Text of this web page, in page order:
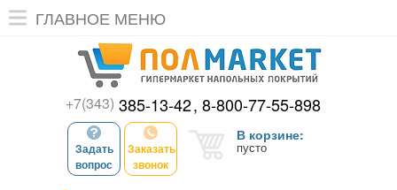
ГЛАВНОЕ МЕНЮ
+7(343) 385-13-42 8-800-77-55-898
Задать
вопрос
Заказать
звонок
В корзине:
пусто